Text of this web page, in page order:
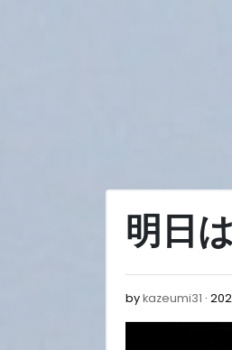
明日
bykazeumi31